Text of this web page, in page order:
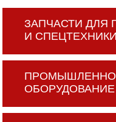
ЗАПЧАСТИ ДЛЯ
И СПЕЦТЕХНИКИ
ОБОРУДОВАНИЕ